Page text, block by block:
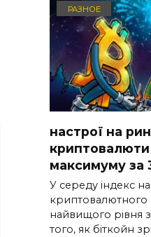
РАЗНОЕ
настрої на
криптовалюти
максимуму за
У середу індекс
криптовалютного
найвищого рівня
того, як біткойн